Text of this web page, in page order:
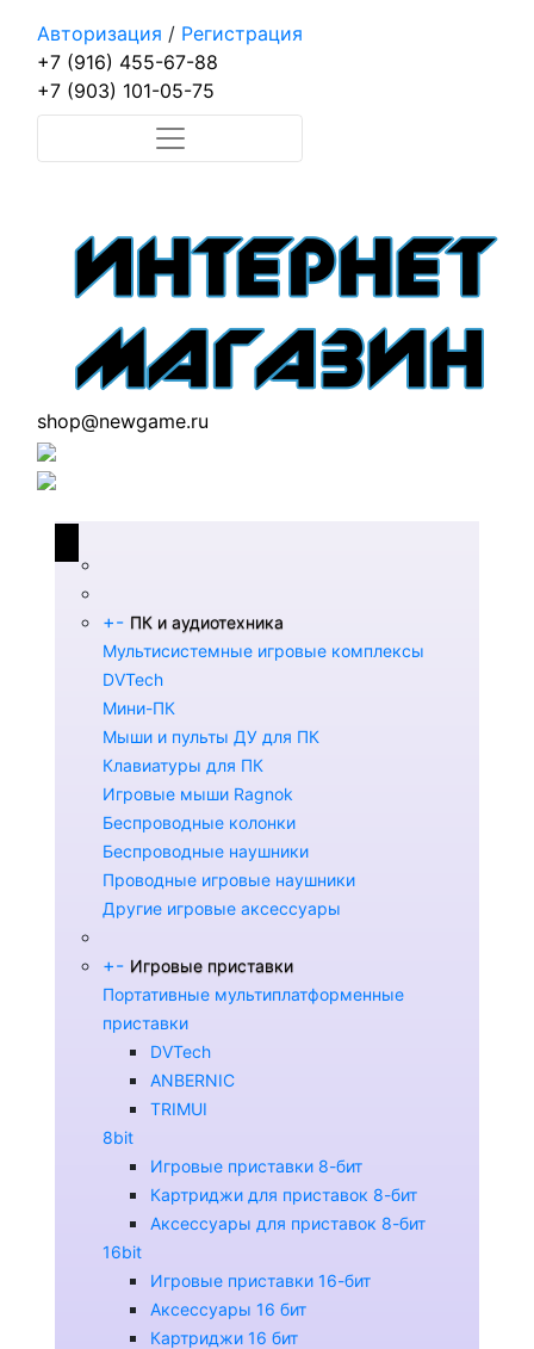
Авторизация / Регистрация
+7 (916) 455-67-88
+7 (903) 101-05-75
shop@newgame.ru
+- ПК и аудиотехника
Мультисистемные игровые комплексы
DVTech
Мини-ПК
Мыши и пульты ДУ для ПК
Клавиатуры для ПК
Игровые мыши Ragnok
Беспроводные колонки
Беспроводные наушники
Проводные игровые наушники
Другие игровые аксессуары
+- Игровые приставки
Портативные мультиплатформенные
приставки
DVTech
ANBERNIC
TRIMUI
8bit
Игровые приставки 8-бит
Картриджи для приставок 8-бит
Аксессуары для приставок 8-бит
16bit
Игровые приставки 16-бит
Аксессуары 16 бит
Картриджи 16 бит